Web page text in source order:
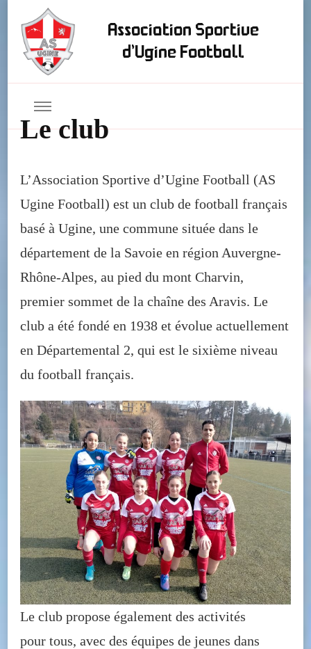
Association Sportive
d'Ugine Football
Le club
L’Association Sportive d’Ugine Football (AS
Ugine Football) est un club de football français
basé à Ugine, une commune située dans le
département de la Savoie en région Auvergne-
Rhône-Alpes, au pied du mont Charvin,
premier sommet de la chaîne des Aravis. Le
club a été fondé en 1938 et évolue actuellement
en Départemental 2, qui est le sixième niveau
du football français.
Le club propose également des activités
pour tous, avec des équipes de jeunes dans